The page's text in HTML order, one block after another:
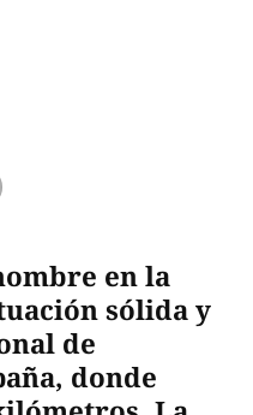
en la
sólida y
de
donde